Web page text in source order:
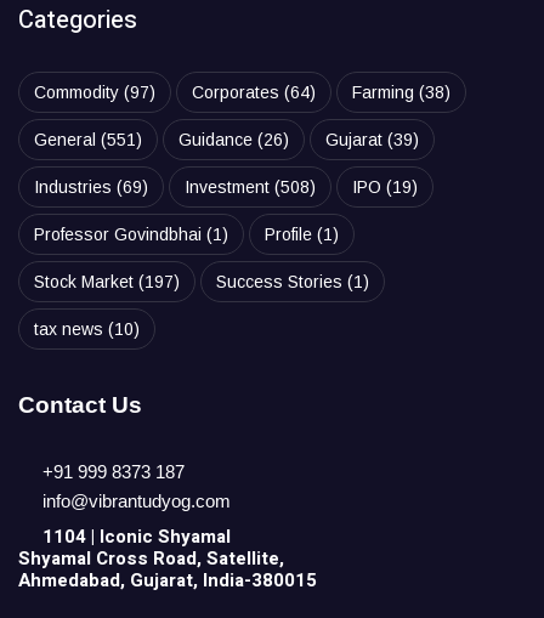
Categories
Commodity (97) Corporates (64) Farming (38)
General (551) Guidance (26) Gujarat (39)
Industries (69) Investment (508) IPO (19)
Professor Govindbhai (1) Profile (1)
Stock Market (197) Success Stories (1)
tax news (10)
Contact Us
+91 999 8373 187
info@vibrantudyog.com
1104 | Iconic Shyamal
Shyamal Cross Road, Satellite,
Ahmedabad, Gujarat, India-380015